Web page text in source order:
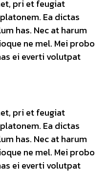
pri et feugiat
Ea dictas
has. Nec at harum
ne mel. Mei probo
ei everti volutpat
pri et feugiat
Ea dictas
has. Nec at harum
ne mel. Mei probo
ei everti volutpat